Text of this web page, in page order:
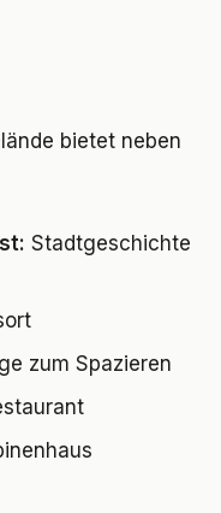
bietet neben
Stadtgeschichte
zum Spazieren